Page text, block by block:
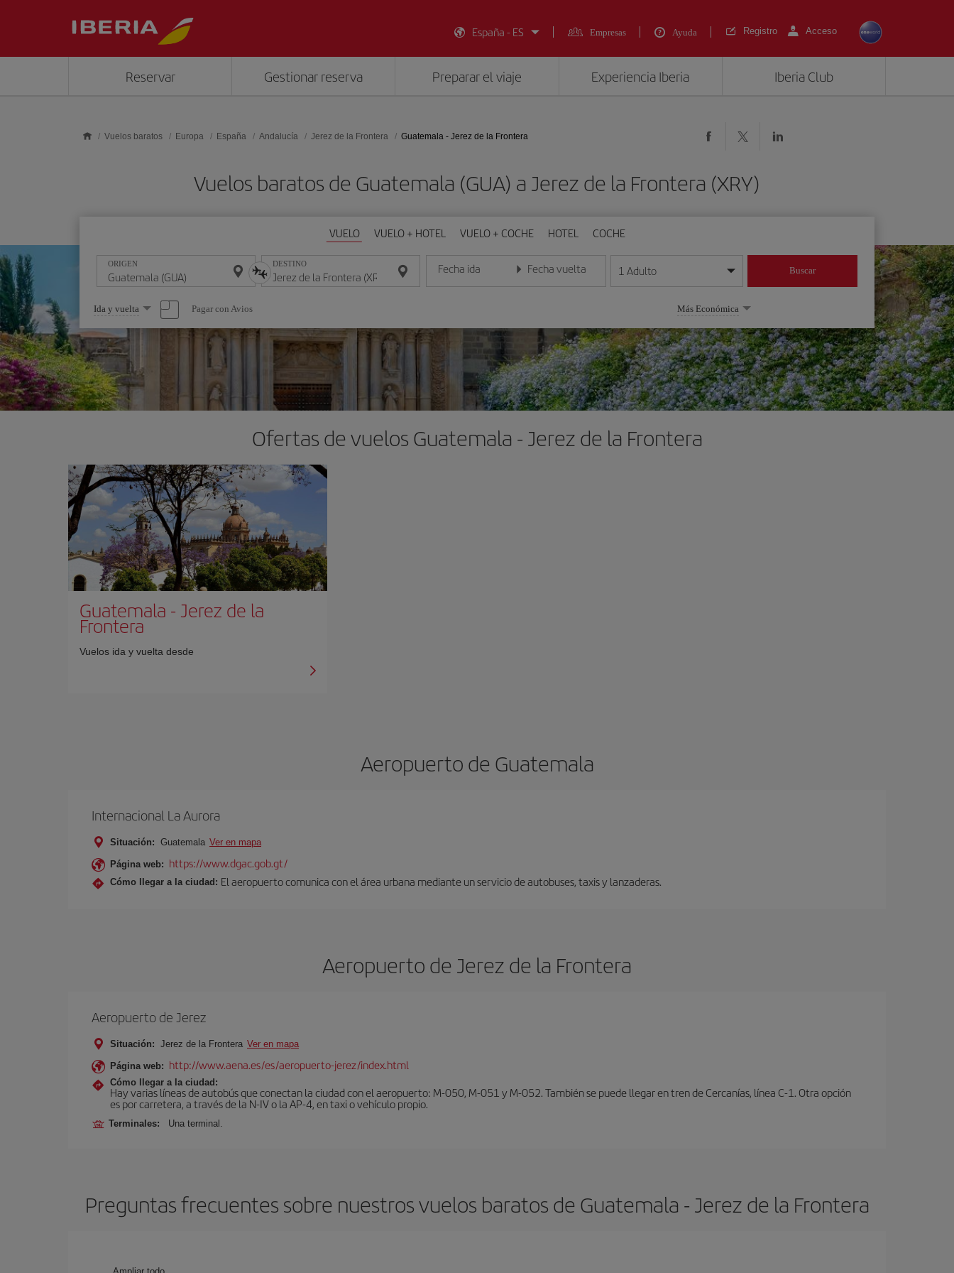
España - ES
Empresas Ayuda Registro Acceso
Reservar Gestionar reserva Preparar el viaje Experiencia Iberia Iberia Club
Vuelos baratos Europa España Andalucía Jerez de la Frontera Guatemala - Jerez de la Frontera
Vuelos baratos de Guatemala (GUA) a Jerez de la Frontera (XRY)
VUELO VUELO + HOTEL VUELO + COCHE HOTEL COCHE
ORIGEN DESTINO Fecha ida
Introduce la fecha en formato día/mes/año
Fecha vuelta
Introduce la fecha en formato día/mes/año
1 Adulto Buscar
Seleccione
una
opción
Ida y vuelta Pagar con Avios Más Económica
Ofertas de vuelos Guatemala - Jerez de la Frontera
Guatemala - Jerez de la
Frontera
Vuelos ida y vuelta desde
Aeropuerto de Guatemala
Internacional La Aurora
Situación: Guatemala Ver en mapa
Página web: https://www.dgac.gob.gt/
Cómo llegar a la ciudad: El aeropuerto comunica con el área urbana mediante un servicio de autobuses, taxis y lanzaderas.
Aeropuerto de Jerez de la Frontera
Aeropuerto de Jerez
Situación: Jerez de la Frontera Ver en mapa
Página web: http://www.aena.es/es/aeropuerto-jerez/index.html
Cómo llegar a la ciudad:
Hay varias líneas de autobús que conectan la ciudad con el aeropuerto: M-050, M-051 y M-052. También se puede llegar en tren de Cercanías, línea C-1. Otra opción
es por carretera, a través de la N-IV o la AP-4, en taxi o vehículo propio.
Terminales: Una terminal.
Preguntas frecuentes sobre nuestros vuelos baratos de Guatemala - Jerez de la Frontera